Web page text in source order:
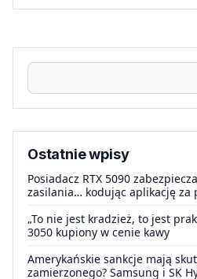
Ostatnie wpisy
Posiadacz RTX 5090
zasilania… kodując aplikację za
„To nie jest kradzież, to jest
3050 kupiony w cenie kawy
Amerykańskie sankcje mają
zamierzonego? Samsung i SK